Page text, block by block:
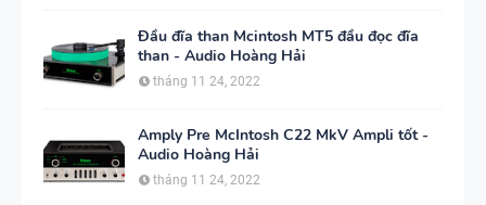
Đầu đĩa than Mcintosh MT5 đầu đọc đĩa
than - Audio Hoàng Hải
tháng 11 24, 2022
Amply Pre McIntosh C22 MkV Ampli tốt -
Audio Hoàng Hải
tháng 11 24, 2022